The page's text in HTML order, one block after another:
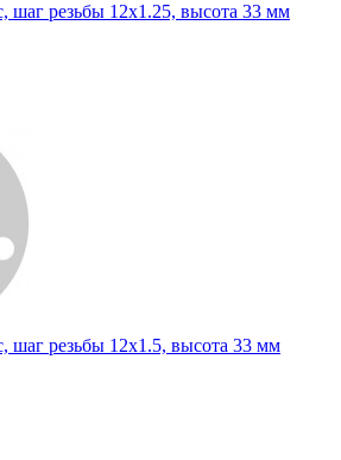
шаг резьбы 12x1.25, высота 33 мм
шаг резьбы 12x1.5, высота 33 мм